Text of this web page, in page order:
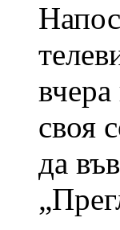
своя
да